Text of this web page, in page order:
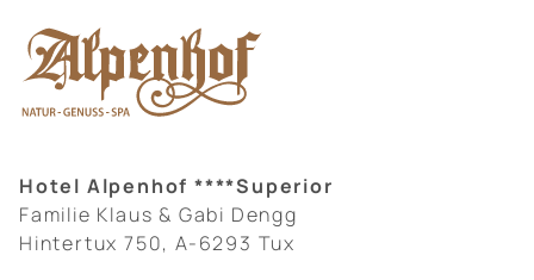
Hotel Alpenhof ****Superior
Familie Klaus & Gabi Dengg
Hintertux 750, A-6293 Tux